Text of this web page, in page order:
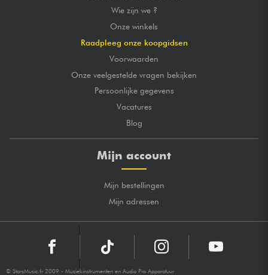
Wie zijn we ?
Onze winkels
Raadpleeg onze koopgidsen
Voorwaarden
Onze veelgestelde vragen bekijken
Persoonlijke gegevens
Vacatures
Blog
Mijn account
Mijn bestellingen
Mijn adressen
© StarsMusic.fr 2009 - Muziekinstrumenten en Audio Pro Apparatuur